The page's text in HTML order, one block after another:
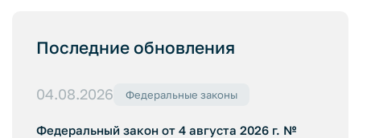
Последние обновления
04.08.2026 Федеральные законы
Федеральный закон от 4 августа 2026 г. №